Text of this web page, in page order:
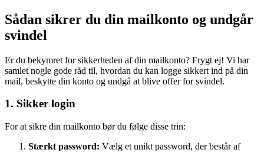
Sådan sikrer du din mailkonto og undgår
svindel
Er du bekymret for sikkerheden af din mailkonto? Frygt ej! Vi har
samlet nogle gode råd til, hvordan du kan logge sikkert ind på din
mail, beskytte din konto og undgå at blive offer for svindel.
1. Sikker login
For at sikre din mailkonto bør du følge disse trin:
Stærkt password: Vælg et unikt password, der består af